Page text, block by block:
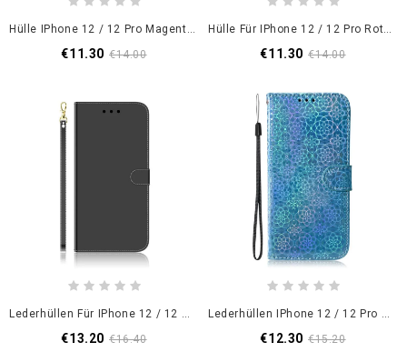
Hülle IPhone 12 / 12 Pro Magenta Verlaufsfarbe
€11.30 €14.00
Hülle Für IPhone 12 / 12 Pro Rot Hybridmarmoreffekt
€11.30 €14.00
Lederhüllen Für IPhone 12 / 12 Pro Schwarz Spiegelbezug Aus Kunstleder
€13.20 €16.40
Lederhüllen IPhone 12 / 12 Pro Schwarz Handyhülle Reine Farbe
€12.30 €15.20